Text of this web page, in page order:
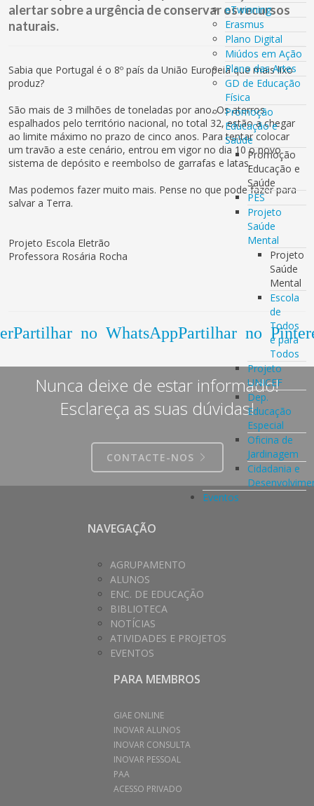
eTwinning
Erasmus
Plano Digital
Miúdos em Ação
Plano das Artes
GD de Educação
Física
Promoção
Educação e
Saúde
Promoção
Educação e
Saúde
PES
Projeto
Saúde
Mental
Projeto
Saúde
Mental
Escola
de
Todos
e para
Todos
Projeto
UNICEF
Dep.
Educação
Especial
Oficina de
Jardinagem
Cidadania e
Eventos
alertar sobre a urgência de conservar os recursos
naturais.
Sabia que Portugal é o 8º país da União Europeia que mais lixo
produz?
São mais de 3 milhões de toneladas por ano. Os aterros
espalhados pelo território nacional, no total 32, estão a chegar
ao limite máximo no prazo de cinco anos. Para tentar colocar
um travão a este cenário, entrou em vigor no dia 10 o novo
sistema de depósito e reembolso de garrafas e latas.
Mas podemos fazer muito mais. Pense no que pode fazer para
salvar a Terra.
Projeto Escola Eletrão
Professora Rosária Rocha
Partilhar no WhatsAppPartilhar no
Nunca deixe de estar informado!
Esclareça as suas dúvidas!
CONTACTE-NOS
NAVEGAÇÃO
AGRUPAMENTO
ALUNOS
ENC. DE EDUCAÇÃO
BIBLIOTECA
NOTÍCIAS
ATIVIDADES E PROJETOS
EVENTOS
PARA MEMBROS
GIAE ONLINE
INOVAR ALUNOS
INOVAR CONSULTA
INOVAR PESSOAL
PAA
ACESSO PRIVADO